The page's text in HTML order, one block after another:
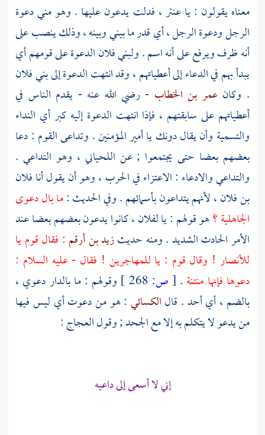
معناه يقولون : ياعنتر، فدلت يدعون عليها . وهو مني دعوة
الرجل ودعوة الرجل ، أي قدر ما بيني وبينه ، وذلك ينصب على
أنه ظرف ويرفع على أنه اسم . ولبني فلان الدعوة على قومهم أي
يبدأ بهم في الدعاء إلى أعطياتهم ، وقد انتهت الدعوة إلى بني فلان
. وكانعمر بن الخطاب - رضي الله عنه - يقدم الناس في
أعطياتهم على سابقتهم ، فإذا انتهت الدعوة إليه كبر أي النداء
والتسمية وأن يقال دونك يا أمير المؤمنين . وتداعى القوم : دعا
بعضهم بعضا حتى يجتمعوا ; عن اللحياني ، وهو التداعي .
والتداعي والادعاء : الاعتزاء في الحرب ، وهو أن يقول أنا فلان
بن فلان ، لأنهم يتداعون بأسمائهم . وفي الحديث :ما بال دعوى
الجاهلية ؟هو قولهم : يا لفلان ، كانوا يدعون بعضهم بعضا عند
الأمر الحادث الشديد . ومنه حديثزيد بن أرقم : فقال قوم يا
للأنصار ! وقال قوم : يا للمهاجرين ! فقال - عليه السلام :
دعوها فإنها منتنة .
[ص:
وقولهم : ما بالدار دعوي ،
بالضم ، أي أحد . قالالكسائي : هو من دعوت أي ليس فيها
من يدعو لا يتكلم به إلا مع الجحد ; وقولالعجاج:
إني لا أسعى إلى داعيه